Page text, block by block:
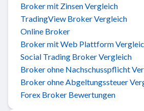
Broker mit Zinsen Vergleich
TradingView Broker Vergleich
Online Broker
Broker mit Web Plattform
Social Trading Broker Vergleich
Broker ohne Nachschusspflicht
Broker ohne Abgeltungssteuer
Forex Broker Bewertungen